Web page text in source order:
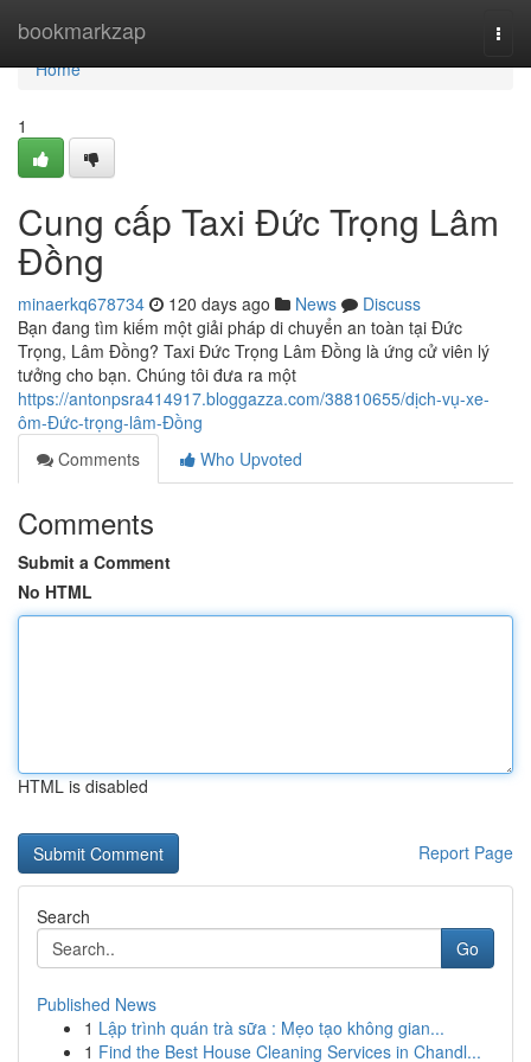
bookmarkzap
Home
Home
1
Cung cấp Taxi Đức Trọng Lâm
Đồng
minaerkq678734 120 days ago News
Discuss
Bạn đang tìm kiếm một giải pháp di chuyển an toàn tại Đức
Trọng, Lâm Đồng? Taxi Đức Trọng Lâm Đồng là ứng cử viên lý
tưởng cho bạn. Chúng tôi đưa ra một
https://antonpsra414917.bloggazza.com/38810655/dịch-vụ-xe-
ôm-Đức-trọng-lâm-Đồng
Comments
Who Upvoted
Comments
Submit a Comment
No HTML
HTML is disabled
Report Page
Search
Go
Published News
1 Lập trình quán trà sữa : Mẹo tạo không gian...
1 Find the Best House Cleaning Services in Chandl...